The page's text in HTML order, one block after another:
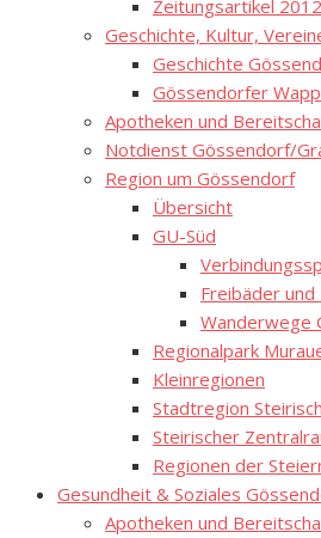
Zeitungsartikel 2012
Geschichte, Kultur,
Geschichte
Gössendorfer
Apotheken und
Notdienst Gössendorf/
Region um Gössendorf
Übersicht
GU-Süd
Freibäder und
Wanderwege
Regionalpark
Kleinregionen
Stadtregion
Steirischer
Regionen der
Gesundheit & Soziales
Apotheken und